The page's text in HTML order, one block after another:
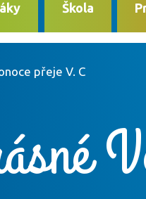
Škola
přeje V. C